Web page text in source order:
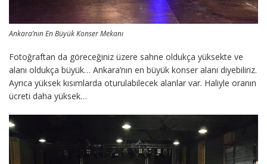
Ankara’nın En Büyük Konser Mekanı
Fotoğraftan da göreceğiniz üzere sahne oldukça yüksekte ve
alanı oldukça büyük… Ankara’nın en büyük konser alanı diyebiliriz.
Ayrıca yüksek kısımlarda oturulabilecek alanlar var. Haliyle oranın
ücreti daha yüksek…